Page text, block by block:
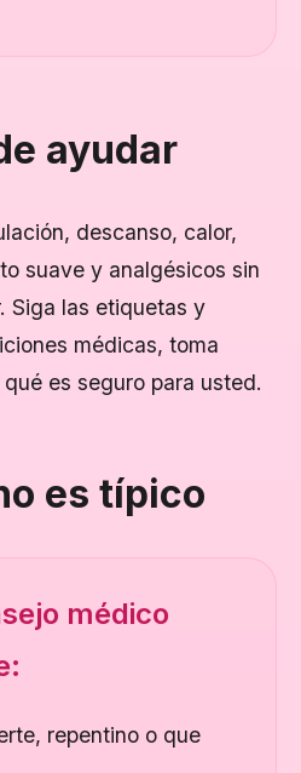
ayudar
descanso, calor,
suave y analgésicos sin
Siga las etiquetas y
médicas, toma
es seguro para usted.
es típico
médico
repentino o que